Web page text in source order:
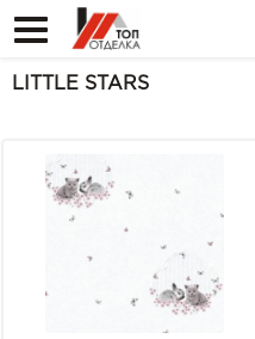
LITTLE STARS